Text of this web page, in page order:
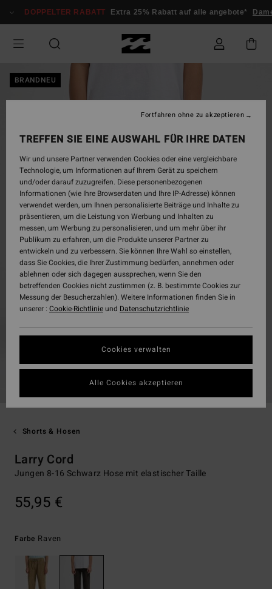
zur
springen
DOPPELTER RABATT Extra 25% Rabatt auf alle angebote*
BRANDNEU
Shorts & Hosen
Larry Cord
Jungen 8-16 Schwarz Hose mit elastischer Taille
55,95 €
Farbe Raven
TREFFEN SIE EINE AUSWAHL FÜR IHRE DATEN
Wir und unsere Partner verwenden Cookies oder eine vergleichbare
Technologie, um Informationen auf Ihrem Gerät zu speichern
und/oder darauf zuzugreifen. Diese personenbezogenen
Informationen (wie Ihre Browserdaten und Ihre IP-Adresse) können
verwendet werden, um Ihnen personalisierte Beiträge und Inhalte zu
präsentieren, um die Leistung von Werbung und Inhalten zu
messen, um Werbung zu personalisieren, und um mehr über ihr
Publikum zu erfahren, um die Produkte unserer Partner zu
entwickeln und zu verbessern. Sie können Ihre Wahl so einstellen,
dass Sie Cookies, die Ihrer Zustimmung bedürfen, annehmen oder
ablehnen oder sich dagegen aussprechen, wenn Sie den
betreffenden Cookies nicht zustimmen (z. B. bestimmte Cookies zur
Messung der Besucherzahlen). Weitere Informationen finden Sie in
unserer : Cookie-Richtlinieund Datenschutzrichtlinie
Cookies verwalten
Fortfahren ohne zu akzeptieren
Alle Cookies akzeptieren